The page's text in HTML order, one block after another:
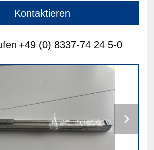
Kontaktieren
+49 (0) 8337-74 24 5-0